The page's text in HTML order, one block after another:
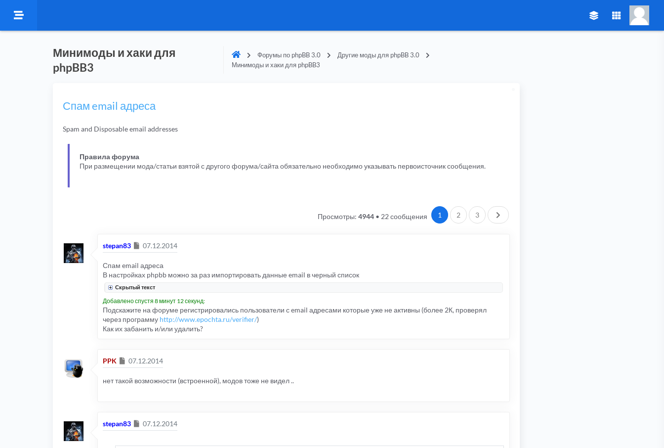
Минимоды и хаки для
phpBB3
Форумы по phpBB 3.0
Другие моды для phpBB 3.0
Минимоды и хаки для phpBB3
Спам email адреса
Spam and Disposable email addresses
Правила форума
При размещении мода/статьи взятой с другого форума/сайта обязательно необходимо указывать первоисточник сообщения.
22 сообщения 1 2 3 След.
Просмотры: 4944•
stepan83 Сообщение
07.12.2014
Спам email адреса
В настройках phpbb можно за раз импортировать данные email в черный список
Скрытый текст
Добавлено спустя 8 минут 12 секунд:
Подскажите на форуме регистрировались пользователи с email адресами которые уже не активны (более 2К, проверял
через программу http://www.epochta.ru/verifier/)
Как их забанить и/или удалить?
PPK Сообщение
07.12.2014
нет такой возможности (встроенной), модов тоже не видел ..
stepan83 Сообщение
07.12.2014